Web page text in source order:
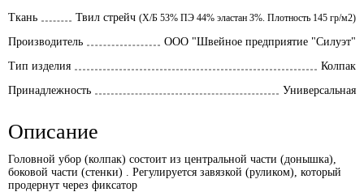
Ткань
Твил стрейч (Х/Б 53% ПЭ 44% эластан 3%. Плотность 145 гр/м2)
Производитель
ООО "Швейное предприятие "Силуэт"
Тип изделия
Колпак
Принадлежность
Универсальная
Описание
Головной убор (колпак) состоит из центральной части (донышка),
боковой части (стенки) . Регулируется завязкой (руликом), который
продернут через фиксатор